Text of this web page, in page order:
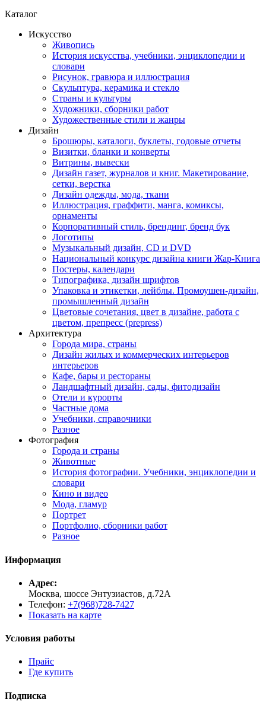
Каталог
Искусство
Живопись
История искусства, учебники, энциклопедии и
словари
Рисунок, гравюра и иллюстрация
Скульптура, керамика и стекло
Страны и культуры
Художники, сборники работ
Художественные стили и жанры
Дизайн
Брошюры, каталоги, буклеты, годовые отчеты
Визитки, бланки и конверты
Витрины, вывески
Дизайн газет, журналов и книг. Макетирование,
сетки, верстка
Дизайн одежды, мода, ткани
Иллюстрация, граффити, манга, комиксы,
орнаменты
Корпоративный стиль, брендинг, бренд бук
Логотипы
Музыкальный дизайн, СD и DVD
Национальный конкурс дизайна книги Жар-Книга
Постеры, календари
Типографика, дизайн шрифтов
Упаковка и этикетки, лейблы. Промоушен-дизайн,
промышленный дизайн
Цветовые сочетания, цвет в дизайне, работа с
цветом, препресс (prepress)
Архитектура
Города мира, страны
Дизайн жилых и коммерческих интерьеров
интерьеров
Кафе, бары и рестораны
Ландшафтный дизайн, сады, фитодизайн
Отели и курорты
Частные дома
Учебники, справочники
Разное
Фотография
Города и страны
Животные
История фотографии. Учебники, энциклопедии и
словари
Кино и видео
Мода, гламур
Портрет
Портфолио, сборники работ
Разное
Информация
Адрес:
Москва, шоссе Энтузиастов, д.72А
Телефон: +7(968)728-7427
Показать на карте
Условия работы
Прайс
Где купить
Подписка